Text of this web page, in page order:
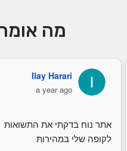
מה
Ilay Harari
a year ago
אתר נוח בדקתי את התשואות
לקופה שלי במהירות